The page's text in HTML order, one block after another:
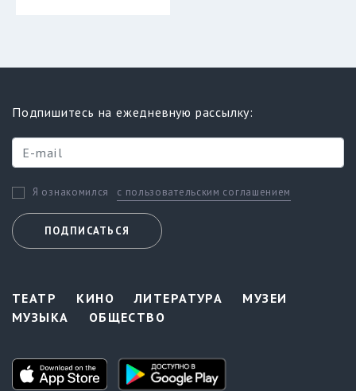
Подпишитесь на ежедневную рассылку:
Я ознакомился с пользовательским соглашением
ПОДПИСАТЬСЯ
ТЕАТР КИНО ЛИТЕРАТУРА
МУЗЕИ
МУЗЫКА
ОБЩЕСТВО